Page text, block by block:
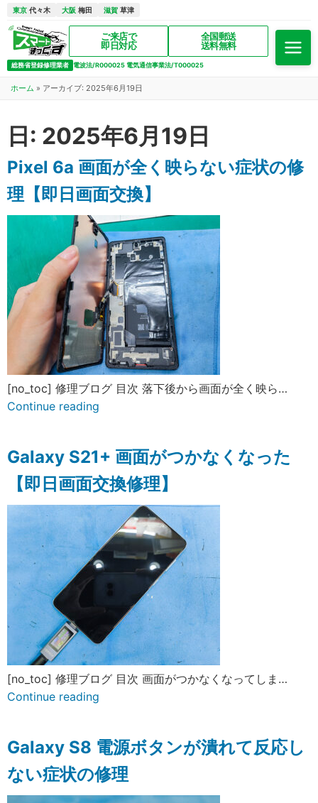
東京 代々木 大阪 梅田 滋賀 草津
ご来店で
即日対応
全国郵送
送料無料
総務省登録修理業者 電波法/R000025 電気通信事業法/T000025
ホーム » アーカイブ: 2025年6月19日
日: 2025年6月19日
Pixel 6a 画面が全く映らない症状の修
理【即日画面交換】
[no_toc] 修理ブログ 目次 落下後から画面が全く映ら…
Continue reading
Galaxy S21+ 画面がつかなくなった
【即日画面交換修理】
[no_toc] 修理ブログ 目次 画面がつかなくなってしま…
Continue reading
Galaxy S8 電源ボタンが潰れて反応し
ない症状の修理